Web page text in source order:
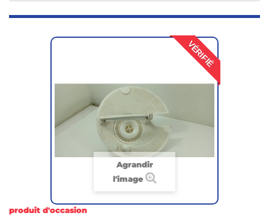
VÉRIFIÉ
Agrandir
l'image
produit d'occasion